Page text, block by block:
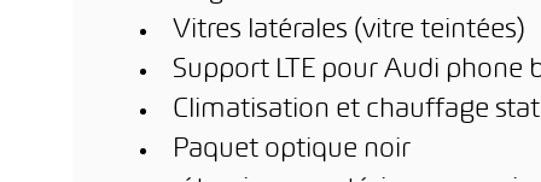
Vitres latérales (vitre teintées)
Support LTE pour Audi phone
Climatisation et chauffage
Paquet optique noir